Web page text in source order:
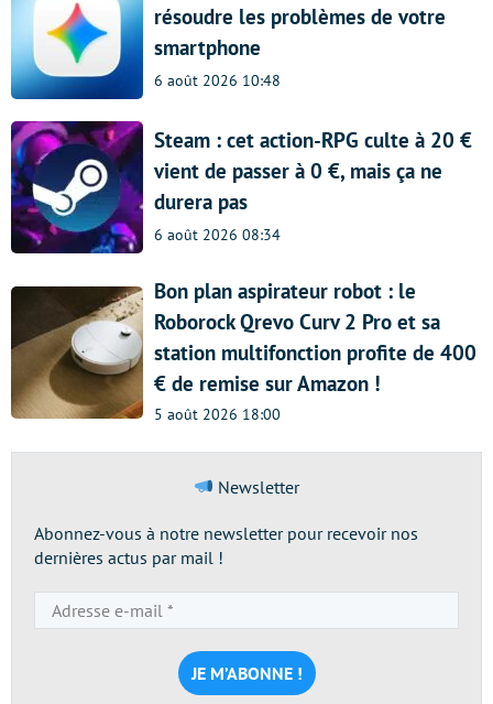
résoudre les problèmes de votre
smartphone
6 août 2026 10:48
Steam : cet action-RPG culte à 20 €
vient de passer à 0 €, mais ça ne
durera pas
6 août 2026 08:34
Bon plan aspirateur robot : le
Roborock Qrevo Curv 2 Pro et sa
station multifonction profite de 400
€ de remise sur Amazon !
5 août 2026 18:00
Newsletter
Abonnez-vous à notre newsletter pour recevoir nos
dernières actus par mail !
e-
mail
*